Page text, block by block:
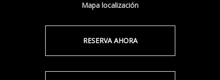
Mapa localización
RESERVA AHORA